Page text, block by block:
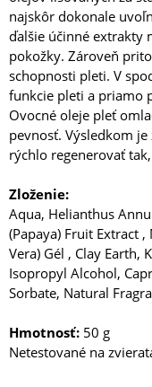
najskôr dokonale
ďalšie účinné extrakty
pokožky. Zároveň
schopnosti pleti. V
funkcie pleti a priamo
Ovocné oleje pleť
pevnosť. Výsledkom
rýchlo regenerovať
Zloženie:
Aqua, Helianthus
(Papaya) Fruit Extract
Vera) Gél , Clay Earth,
Isopropyl Alcohol,
Sorbate, Natural
Hmotnosť: 50 g
Netestované na